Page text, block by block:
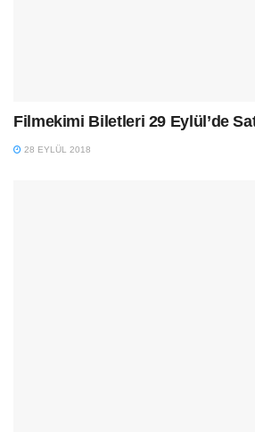
Filmekimi Biletleri 29 Eylül’de
28 EYLÜL 2018